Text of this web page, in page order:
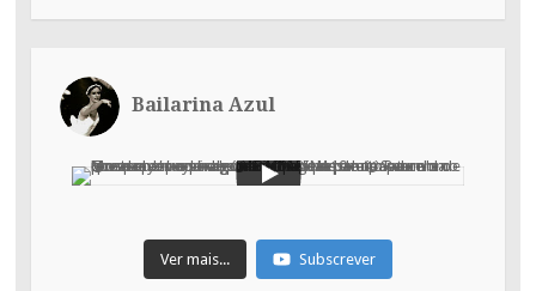
Bailarina Azul
Ver mais... Subscrever